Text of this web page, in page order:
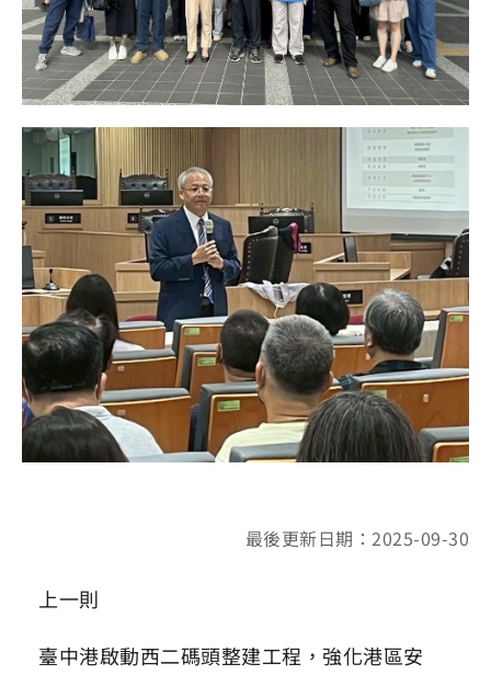
最後更新日期：2025-09-30
上一則
臺中港啟動西二碼頭整建工程，強化港區安